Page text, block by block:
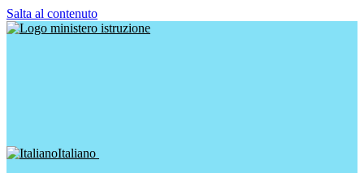
Salta al contenuto
Italiano